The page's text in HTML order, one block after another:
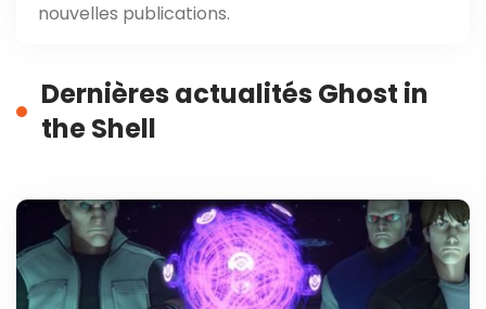
nouvelles publications.
Dernières actualités Ghost in
the Shell